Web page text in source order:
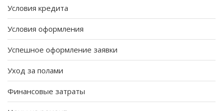
Условия кредита
Условия оформления
Успешное оформление заявки
Уход за полами
Финансовые затраты